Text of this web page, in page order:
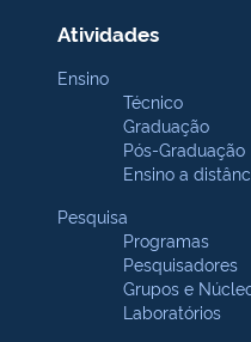
Atividades
Ensino
Técnico
Graduação
Pós-Graduação
Ensino a
Pesquisa
Programas
Pesquisadores
Grupos e
Laboratórios